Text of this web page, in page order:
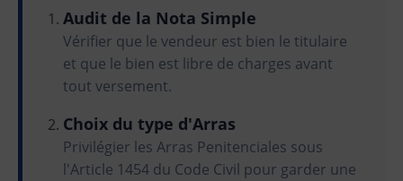
Audit de la Nota Simple
Vérifier que le vendeur est bien le titulaire
et que le bien est libre de charges avant
tout versement.
Choix du type d'Arras
Privilégier les Arras Penitenciales sous
l'Article 1454 du Code Civil pour garder une